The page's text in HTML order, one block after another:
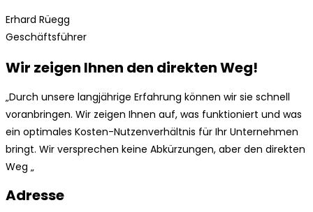
Erhard Rüegg
Geschäftsführer
Wir zeigen Ihnen den direkten Weg!
„Durch unsere langjährige Erfahrung können wir sie schnell
voranbringen. Wir zeigen Ihnen auf, was funktioniert und was
ein optimales Kosten-Nutzenverhältnis für Ihr Unternehmen
bringt. Wir versprechen keine Abkürzungen, aber den direkten
Weg „
Adresse